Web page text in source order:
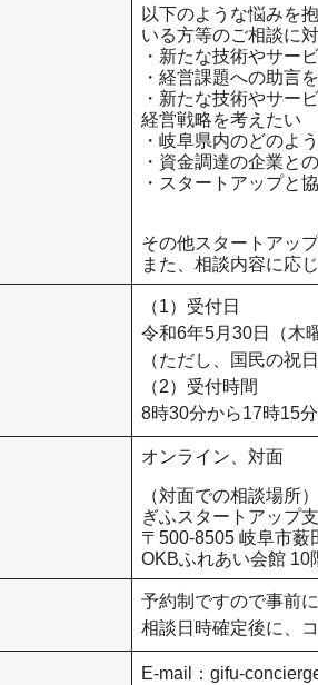
以下のような悩みを
いる方等のご相談に対
・新たな技術やサー
・経営課題への助言
・新たな技術やサー
経営戦略を考えたい
・岐阜県内のどのよ
・資金調達の企業と
・スタートアップと
その他スタートアッ
また、相談内容に応
​（1）受付日
令和6年5月30日（木
（ただし、国民の祝
（2）受付時間
8時30分から17時15
オンライン、対面
（対面での相談場所）
ぎふスタートアップ
〒500-8505 岐阜市薮
OKBふれあい会館 10
予約制ですので事前
相談日時確定後に、
E-mail：gifu-